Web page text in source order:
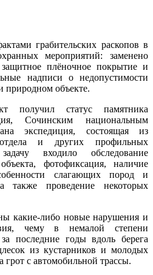
грабительских раскопов в
мероприятий: заменено
плёночное покрытие и
надписи о недопустимости
природном объекте.
получил статус памятника
Сочинским национальным
экспедиция, состоящая из
и других профильных
входило обследование
фотофиксация, наличие
слагающих пород и
также проведение некоторых
какие-либо новые нарушения и
чему в немалой степени
последние годы вдоль берега
из кустарников и молодых
грот с автомобильной трассы.